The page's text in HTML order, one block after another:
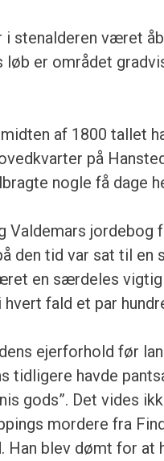
i stenalderen været
løb er området
af 1800 tallet
på
nogle få dage
Valdemars jordebog
den tid var sat til
en særdeles vigtig
fald et par
ejerforhold før
tidligere havde
gods”. Det vides
mordere fra
Han blev dømt for